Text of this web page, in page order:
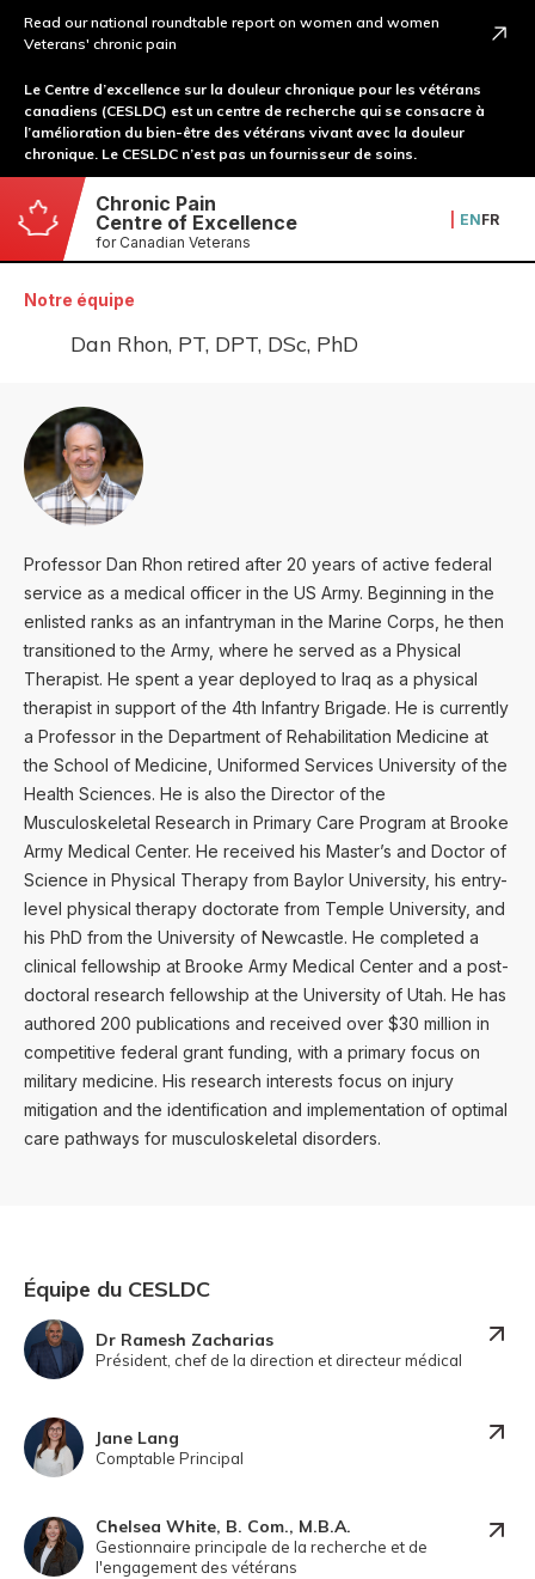
Read our national roundtable report on women and women
Veterans' chronic pain
Le Centre d’excellence sur la douleur chronique pour les vétérans
canadiens (CESLDC) est un centre de recherche qui se consacre à
l’amélioration du bien-être des vétérans vivant avec la douleur
chronique. Le CESLDC n’est pas un fournisseur de soins.
Chronic Pain
Centre of Excellence
for Canadian Veterans
ENFR
Notre équipe
Dan Rhon, PT, DPT, DSc, PhD
Professor Dan Rhon retired after 20 years of active federal
service as a medical officer in the US Army. Beginning in the
enlisted ranks as an infantryman in the Marine Corps, he then
transitioned to the Army, where he served as a Physical
Therapist. He spent a year deployed to Iraq as a physical
therapist in support of the 4th Infantry Brigade. He is currently
a Professor in the Department of Rehabilitation Medicine at
the School of Medicine, Uniformed Services University of the
Health Sciences. He is also the Director of the
Musculoskeletal Research in Primary Care Program at Brooke
Army Medical Center. He received his Master’s and Doctor of
Science in Physical Therapy from Baylor University, his entry-
level physical therapy doctorate from Temple University, and
his PhD from the University of Newcastle. He completed a
clinical fellowship at Brooke Army Medical Center and a post-
doctoral research fellowship at the University of Utah. He has
authored 200 publications and received over $30 million in
competitive federal grant funding, with a primary focus on
military medicine. His research interests focus on injury
mitigation and the identification and implementation of optimal
care pathways for musculoskeletal disorders.
Équipe du CESLDC
Dr Ramesh Zacharias
Président, chef de la direction et directeur médical
Jane Lang
Comptable Principal
Chelsea White, B. Com., M.B.A.
Gestionnaire principale de la recherche et de
l'engagement des vétérans